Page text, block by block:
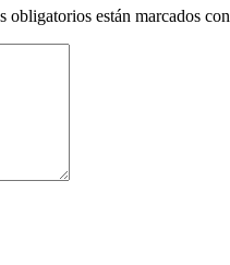
obligatorios están marcados con